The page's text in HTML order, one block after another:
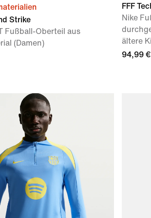
Strike
Fußball-Oberteil aus
(Damen)
FFF
Nike
ältere
94,99 €